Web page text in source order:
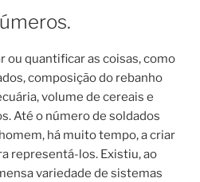
ou quantificar as coisas, como
composição do rebanho
volume de cereais e
Até o número de soldados
há muito tempo, a criar
representá-los. Existiu, ao
variedade de sistemas